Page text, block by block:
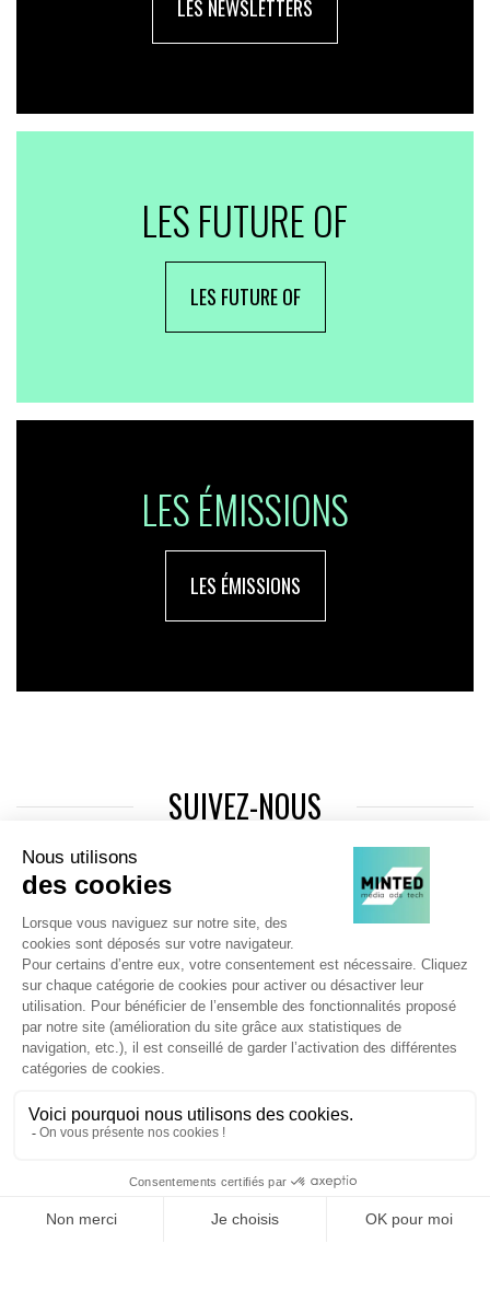
LES NEWSLETTERS
LES FUTURE OF
LES FUTURE OF
LES ÉMISSIONS
LES ÉMISSIONS
SUIVEZ-NOUS
Agence web:Novius